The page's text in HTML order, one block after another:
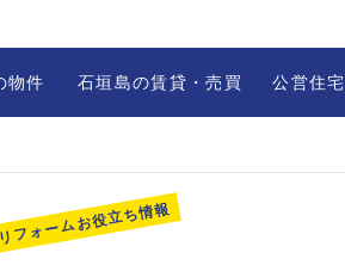
物件 石垣島の賃貸・売買 公営住宅
フォームお役立ち情報